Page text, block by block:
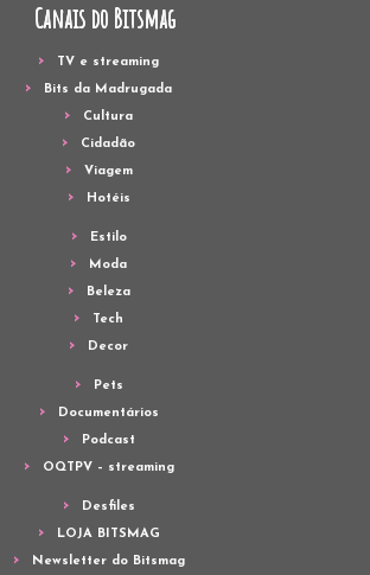
Canais do Bitsmag
TV e streaming
Bits da Madrugada
Cultura
Cidadão
Viagem
Hotéis
Estilo
Moda
Beleza
Tech
Decor
Pets
Documentários
Podcast
OQTPV – streaming
Desfiles
LOJA BITSMAG
Newsletter do Bitsmag